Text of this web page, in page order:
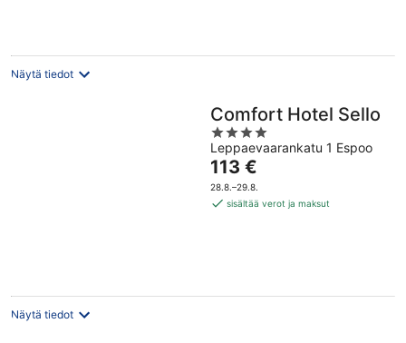
Näytä tiedot
Comfort Hotel Sello
4
out
of
5
Leppaevaarankatu 1 Espoo
Hinta
on
113 €
113 €
28.8.–29.8.
sisältää verot ja maksut
Näytä tiedot